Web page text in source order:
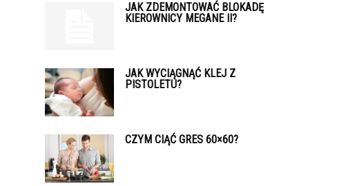
JAK ZDEMONTOWAĆ BLOKADĘ
KIEROWNICY MEGANE II?
JAK WYCIĄGNĄĆ KLEJ Z
PISTOLETU?
CZYM CIĄĆ GRES 60×60?